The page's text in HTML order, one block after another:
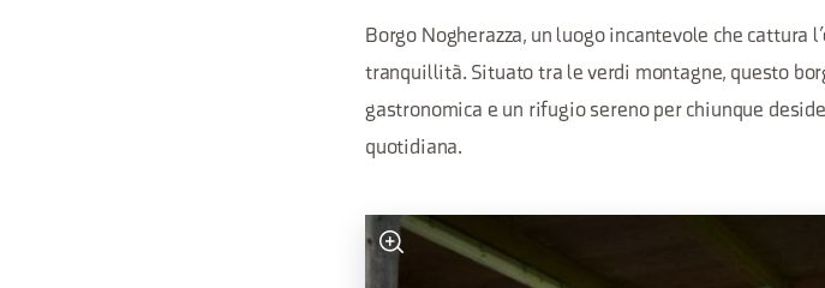
Borgo Nogherazza, un luogo incantevole che cattura
tranquillità. Situato tra le verdi montagne, questo
gastronomica e un rifugio sereno per chiunque
quotidiana.